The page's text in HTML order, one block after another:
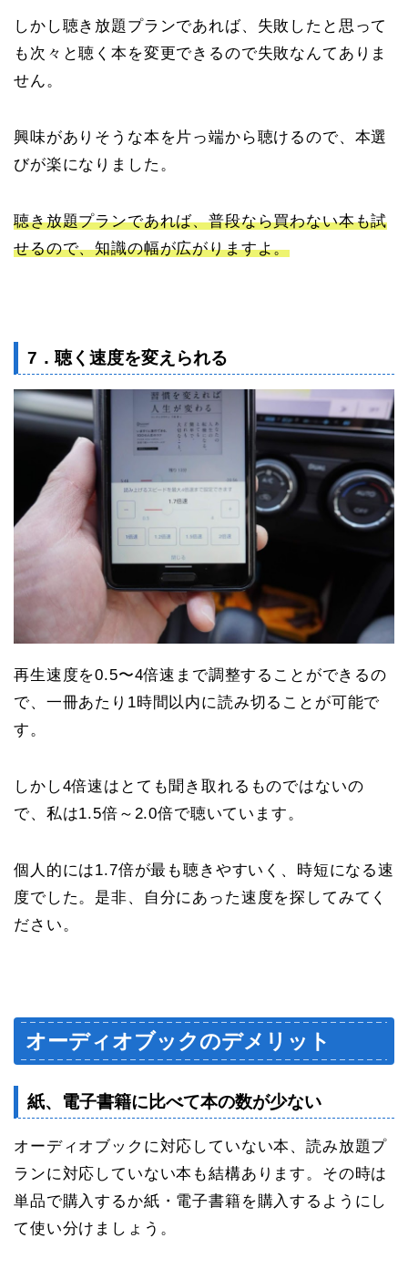
しかし聴き放題プランであれば、失敗したと思って
も次々と聴く本を変更できるので失敗なんてありま
せん。
興味がありそうな本を片っ端から聴けるので、本選
びが楽になりました。
聴き放題プランであれば、普段なら買わない本も試
せるので、知識の幅が広がりますよ。
7．聴く速度を変えられる
再生速度を0.5〜4倍速まで調整することができるの
で、一冊あたり1時間以内に読み切ることが可能で
す。
しかし4倍速はとても聞き取れるものではないの
で、私は1.5倍～2.0倍で聴いています。
個人的には1.7倍が最も聴きやすいく、時短になる速
度でした。是非、自分にあった速度を探してみてく
ださい。
オーディオブックのデメリット
紙、電子書籍に比べて本の数が少ない
オーディオブックに対応していない本、読み放題プ
ランに対応していない本も結構あります。その時は
単品で購入するか紙・電子書籍を購入するようにし
て使い分けましょう。